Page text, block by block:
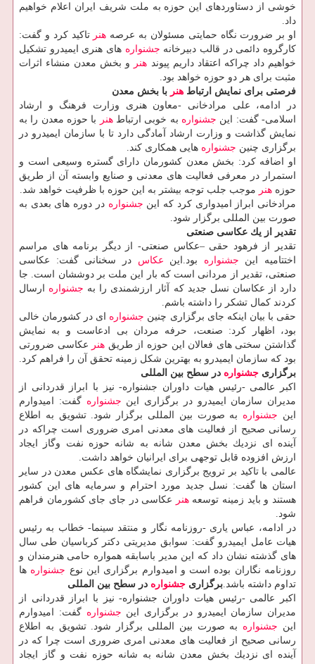
خوشی از دستاوردهای این حوزه به ملت شریف ایران اعلام خواهیم
داد.
او بر ضرورت نگاه حمایتی مسئولان به عرصه هنر تاكید كرد و گفت:
كارگروه دائمی در قالب دبیرخانه جشنواره های هنری ایمیدرو تشكیل
خواهیم داد چراكه اعتقاد داریم پیوند هنر
و بخش معدن منشاء اثرات
مثبت برای هر دو حوزه خواهد بود.
فرصتی برای نمایش ارتباط هنر با بخش معدن
در ادامه، علی مرادخانی -معاون هنری وزارت فرهنگ و ارشاد
اسلامی- گفت: این جشنواره به خوبی ارتباطهنر
با حوزه معدن را به
نمایش گذاشت و وزارت ارشاد آمادگی دارد تا با سازمان ایمیدرو در
برگزاری چنین جشنواره هایی همكاری كند.
او اضافه كرد: بخش معدن كشورمان دارای گستره وسیعی است و
استمرار در معرفی فعالیت های معدنی و صنایع وابسته آن از طریق
حوزه هنر موجب جلب توجه بیشتر به این حوزه با ظرفیت خواهد شد.
مرادخانی ابراز امیدواری كرد كه این جشنواره در دوره های بعدی به
صورت بین المللی برگزار شود.
تقدیر از یك عكاسی صنعتی
تقدیر از فرهود حقی –عكاس صنعتی- از دیگر برنامه های مراسم
اختتامیه این جشنواره بود.این عكاس در سخنانی گفت: عكاسی
صنعتی، تقدیر از مردانی است كه بار این ملت بر دوششان است. جا
دارد از عكاسان نسل جدید كه آثار ارزشمندی را به جشنواره ارسال
كردند كمال تشكر را داشته باشم.
حقی با بیان اینكه جای برگزاری چنین جشنواره ای در كشورمان خالی
بود، اظهار كرد: صنعت، حرفه مردان بی ادعاست و به نمایش
گذاشتن سختی های فعالان این حوزه از طریق هنر عكاسی ضرورتی
بود كه سازمان ایمیدرو به بهترین شكل زمینه تحقق آن را فراهم كرد.
برگزاری جشنواره در سطح بین المللی
اكبر عالمی -رئیس هیات داوران جشنواره- نیز با ابراز قدردانی از
مدیران سازمان ایمیدرو در برگزاری این جشنواره گفت: امیدوارم
این جشنواره به صورت بین المللی برگزار شود. تشویق به اطلاع
رسانی صحیح از فعالیت های معدنی امری ضروری است چراكه در
آینده ای نزدیك بخش معدن شانه به شانه حوزه نفت وگاز ایجاد
ارزش افزوده قابل توجهی برای ایرانیان خواهد داشت.
عالمی با تاكید بر ترویج برگزاری نمایشگاه های عكس معدن در سایر
استان ها گفت: نسل جدید مورد احترام و سرمایه های این كشور
هستند و باید زمینه توسعههنر
عكاسی در جای جای كشورمان فراهم
شود.
در ادامه، عباس یاری -روزنامه نگار و منتقد سینما- خطاب به رئیس
هیات عامل ایمیدرو گفت: سوابق مدیریتی دكتر كرباسیان طی سال
های گذشته نشان داد كه این مدیر باسابقه همواره حامی هنرمندان و
روزنامه نگاران بوده است و امیدوارم برگزاری این نوع جشنواره ها
تداوم داشته باشد. برگزاری جشنواره در سطح بین المللی
اكبر عالمی -رئیس هیات داوران جشنواره- نیز با ابراز قدردانی از
مدیران سازمان ایمیدرو در برگزاری این جشنواره گفت: امیدوارم
این جشنواره به صورت بین المللی برگزار شود. تشویق به اطلاع
رسانی صحیح از فعالیت های معدنی امری ضروری است چرا كه در
آینده ای نزدیك بخش معدن شانه به شانه حوزه نفت و گاز ایجاد